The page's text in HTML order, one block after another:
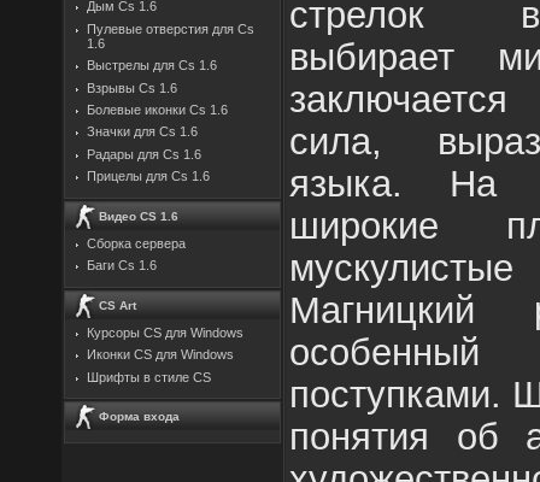
Дым Cs 1.6
Пулевые отверстия для Cs
1.6
Выстрелы для Cs 1.6
Взрывы Cs 1.6
Болевые иконки Cs 1.6
Значки для Cs 1.6
Радары для Cs 1.6
Прицелы для Cs 1.6
Видео CS 1.6
Сборка сервера
Баги Cs 1.6
CS Art
Курсоры CS для Windows
Иконки CS для Windows
Шрифты в стиле CS
Форма входа
стрелок
выбирает
сила,
языка. На
широкие
Магницкий
поступками.
понятия об